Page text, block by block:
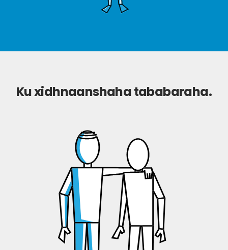
Ku xidhnaanshaha tababaraha.